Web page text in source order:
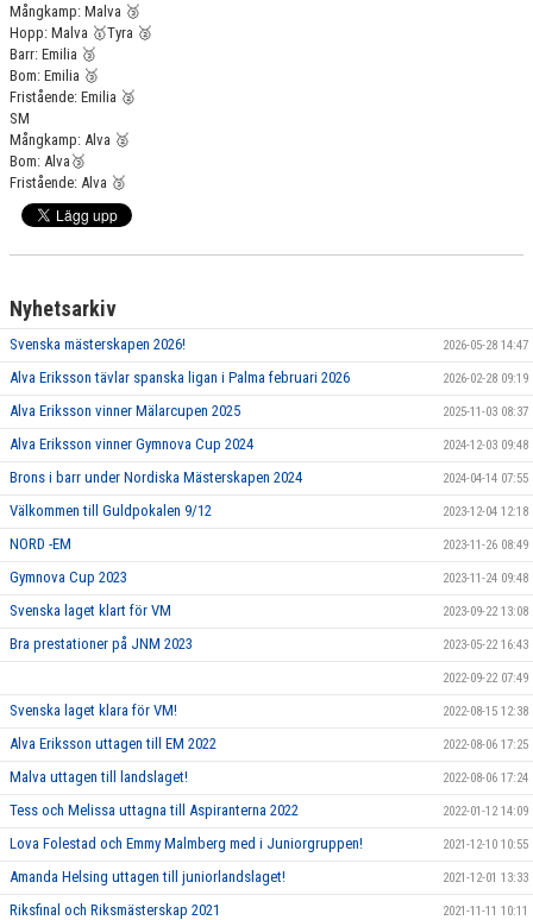
Mångkamp: Malva 🥉
Hopp: Malva 🥇Tyra 🥈
Barr: Emilia 🥉
Bom: Emilia 🥉
Fristående: Emilia 🥈
SM
Mångkamp: Alva 🥈
Bom: Alva🥉
Fristående: Alva 🥉
Nyhetsarkiv
Svenska mästerskapen 2026! 2026-05-28 14:47
Alva Eriksson tävlar spanska ligan i Palma februari 2026 2026-02-28 09:19
Alva Eriksson vinner Mälarcupen 2025 2025-11-03 08:37
Alva Eriksson vinner Gymnova Cup 2024 2024-12-03 09:48
Brons i barr under Nordiska Mästerskapen 2024 2024-04-14 07:55
Välkommen till Guldpokalen 9/12 2023-12-04 12:18
NORD -EM 2023-11-26 08:49
Gymnova Cup 2023 2023-11-24 09:48
Svenska laget klart för VM 2023-09-22 13:08
Bra prestationer på JNM 2023 2023-05-22 16:43
2022-09-22 07:49
Svenska laget klara för VM! 2022-08-15 12:38
Alva Eriksson uttagen till EM 2022 2022-08-06 17:25
Malva uttagen till landslaget! 2022-08-06 17:24
Tess och Melissa uttagna till Aspiranterna 2022 2022-01-12 14:09
Lova Folestad och Emmy Malmberg med i Juniorgruppen! 2021-12-10 10:55
Amanda Helsing uttagen till juniorlandslaget! 2021-12-01 13:33
Riksfinal och Riksmästerskap 2021 2021-11-11 10:11